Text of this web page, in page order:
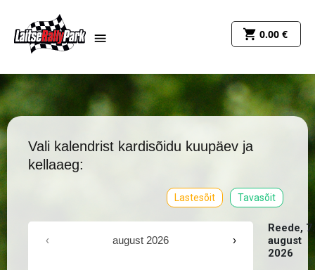
0.00 €
Vali kalendrist kardisõidu kuupäev ja
kellaaeg:
Lastesõit Tavasõit
‹ august 2026 ›
Reede, 7.
august
2026